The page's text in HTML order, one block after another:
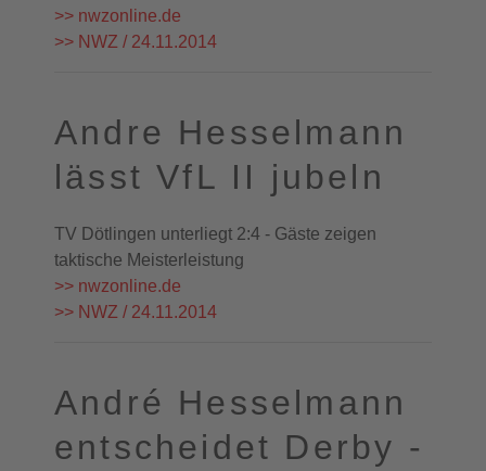
>> nwzonline.de
>> NWZ / 24.11.2014
Andre Hesselmann
lässt VfL II jubeln
TV Dötlingen unterliegt 2:4 - Gäste zeigen
taktische Meisterleistung
>> nwzonline.de
>> NWZ / 24.11.2014
André Hesselmann
entscheidet Derby -